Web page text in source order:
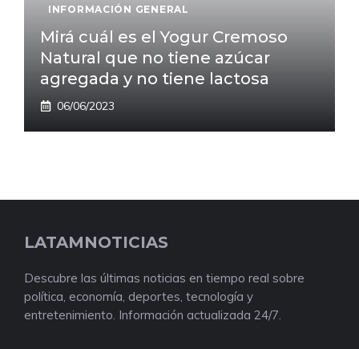
INFORMACIÓN GENERAL
Mirá cuál es el Yogur Cremoso
Natural que no tiene azúcar
agregada y no tiene lactosa
06/06/2023
LATAMNOTICIAS
Descubre las últimas noticias en tiempo real sobre
política, economía, deportes, tecnología y
entretenimiento. Información actualizada 24/7.